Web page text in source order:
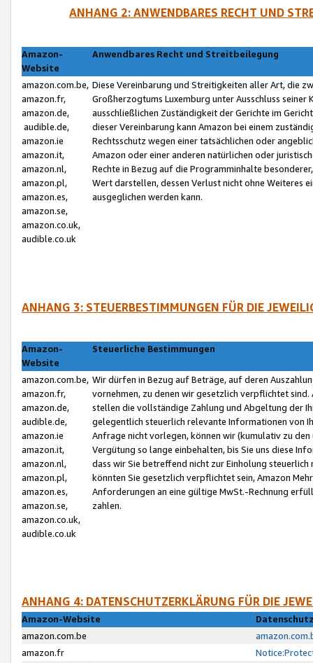
ANHANG 2: ANWENDBARES RECHT UND
Amazon-
Website
Anwendbares Recht und Streitbeilegung
amazon.com.be,
amazon.fr,
amazon.de,
audible.de,
amazon.ie
amazon.it,
amazon.nl,
amazon.pl,
amazon.es,
amazon.se,
amazon.co.uk,
audible.co.uk
Diese Vereinbarung und Streitigkeiten aller Art, die
Großherzogtums Luxemburg unter Ausschluss
ausschließlichen Zuständigkeit der Gerichte im
dieser Vereinbarung kann Amazon bei einem
Rechtsschutz wegen einer tatsächlichen oder
Amazon oder einer anderen natürlichen oder
Rechte in Bezug auf die Programminhalte
Wert darstellen, dessen Verlust nicht ohne Weiteres
ausgeglichen werden kann.
ANHANG 3: STEUERBESTIMMUNGEN FÜR DIE
Amazon-
Website
Steuerliche Bestimmungen
amazon.com.be,
amazon.fr,
amazon.de,
audible.de,
amazon.ie
amazon.it,
amazon.nl,
amazon.pl,
amazon.es,
amazon.se,
amazon.co.uk,
audible.co.uk
Wir dürfen in Bezug auf Beträge, auf deren
vornehmen, zu denen wir gesetzlich verpflichtet
stellen die vollständige Zahlung und Abgeltung der
gelegentlich steuerlich relevante Informationen von
Anfrage nicht vorlegen, können wir (kumulativ zu
Vergütung so lange einbehalten, bis Sie uns diese
dass wir Sie betreffend nicht zur Einholung
könnten Sie gesetzlich verpflichtet sein, Amazon
Anforderungen an eine gültige MwSt.-Rechnung
zahlen.
ANHANG 4: DATENSCHUTZERKLÄRUNG FÜR DIE
Amazon-Website
amazon.com.be
amazon.fr